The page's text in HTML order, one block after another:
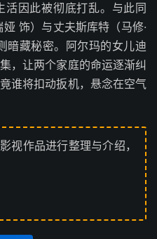
因此被彻底打乱。与此同
饰）与丈夫斯库特（马修·
暗藏秘密。阿尔玛的女儿迪
，让两个家庭的命运逐渐纠
谁将扣动扳机，悬念在空气
视作品进行整理与介绍，